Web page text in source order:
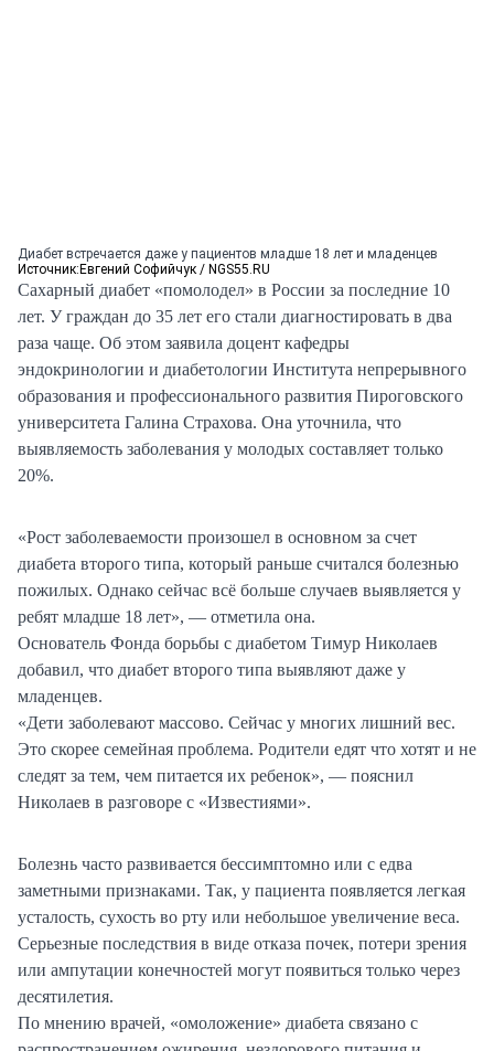
Диабет встречается даже у пациентов младше 18 лет и младенцев
Источник:Евгений Софийчук / NGS55.RU
Сахарный диабет «помолодел» в России за последние 10
лет. У граждан до 35 лет его стали диагностировать в два
раза чаще. Об этом заявила доцент кафедры
эндокринологии и диабетологии Института непрерывного
образования и профессионального развития Пироговского
университета Галина Страхова. Она уточнила, что
выявляемость заболевания у молодых составляет только
20%.
«Рост заболеваемости произошел в основном за счет
диабета второго типа, который раньше считался болезнью
пожилых. Однако сейчас всё больше случаев выявляется у
ребят младше 18 лет», — отметила она.
Основатель Фонда борьбы с диабетом Тимур Николаев
добавил, что диабет второго типа выявляют даже у
младенцев.
«Дети заболевают массово. Сейчас у многих лишний вес.
Это скорее семейная проблема. Родители едят что хотят и не
следят за тем, чем питается их ребенок», — пояснил
Николаев в разговоре с «Известиями».
Болезнь часто развивается бессимптомно или с едва
заметными признаками. Так, у пациента появляется легкая
усталость, сухость во рту или небольшое увеличение веса.
Серьезные последствия в виде отказа почек, потери зрения
или ампутации конечностей могут появиться только через
десятилетия.
По мнению врачей, «омоложение» диабета связано с